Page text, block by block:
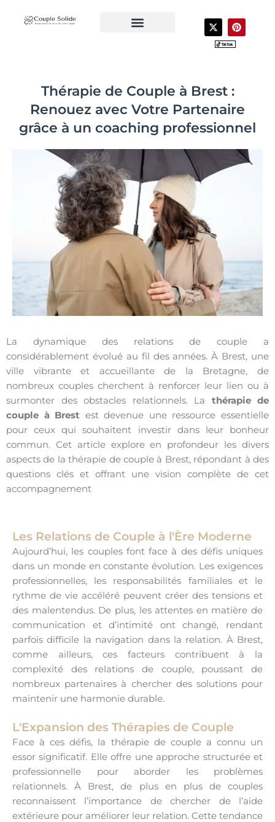
X
-
t
w
r
P
i
n
Thérapie de Couple à Brest :
Renouez avec Votre Partenaire
grâce à un coaching professionnel
La dynamique des relations de couple a
considérablement évolué au fil des années. À Brest, une
ville vibrante et accueillante de la Bretagne, de
nombreux couples cherchent à renforcer leur lien ou à
surmonter des obstacles relationnels. La thérapie de
couple à Brest est devenue une ressource essentielle
pour ceux qui souhaitent investir dans leur bonheur
commun. Cet article explore en profondeur les divers
aspects de la thérapie de couple à Brest, répondant à des
questions clés et offrant une vision complète de cet
accompagnement
Les Relations de Couple à l'Ère Moderne
Aujourd’hui, les couples font face à des défis uniques
dans un monde en constante évolution. Les exigences
professionnelles, les responsabilités familiales et le
rythme de vie accéléré peuvent créer des tensions et
des malentendus. De plus, les attentes en matière de
communication et d’intimité ont changé, rendant
parfois difficile la navigation dans la relation. À Brest,
comme ailleurs, ces facteurs contribuent à la
complexité des relations de couple, poussant de
nombreux partenaires à chercher des solutions pour
maintenir une harmonie durable.
L'Expansion des Thérapies de Couple
Face à ces défis, la thérapie de couple a connu un
essor significatif. Elle offre une approche structurée et
professionnelle pour aborder les problèmes
relationnels. À Brest, de plus en plus de couples
reconnaissent l’importance de chercher de l’aide
extérieure pour améliorer leur relation. Cette tendance